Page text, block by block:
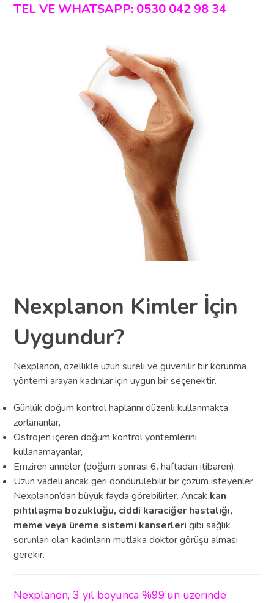
TEL VE WHATSAPP: 0530 042 98 34
Nexplanon Kimler İçin
Uygundur?
Nexplanon, özellikle uzun süreli ve güvenilir bir korunma
yöntemi arayan kadınlar için uygun bir seçenektir.
Günlük doğum kontrol haplarını düzenli kullanmakta
zorlananlar,
Östrojen içeren doğum kontrol yöntemlerini
kullanamayanlar,
Emziren anneler (doğum sonrası 6. haftadan itibaren),
Uzun vadeli ancak geri döndürülebilir bir çözüm isteyenler,
Nexplanon’dan büyük fayda görebilirler. Ancak kan
pıhtılaşma bozukluğu, ciddi karaciğer hastalığı,
meme veya üreme sistemi kanserleri gibi sağlık
sorunları olan kadınların mutlaka doktor görüşü alması
gerekir.
Nexplanon, 3 yıl boyunca %99’un üzerinde